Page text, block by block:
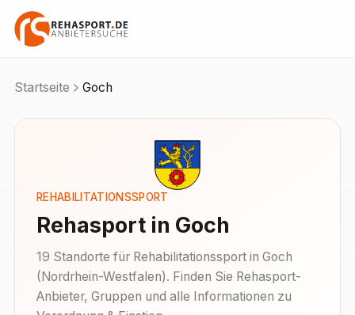
Startseite Goch
REHABILITATIONSSPORT
Rehasport in Goch
19 Standorte für Rehabilitationssport in Goch
(Nordrhein-Westfalen). Finden Sie Rehasport-
Anbieter, Gruppen und alle Informationen zu